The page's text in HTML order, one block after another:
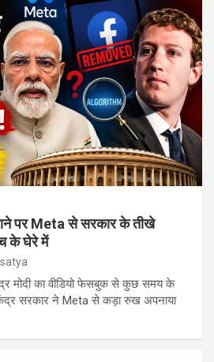
पर Meta से सरकार के तीखे
के घेरे में
मोदी का वीडियो फेसबुक से कुछ समय के
सरकार ने Meta से कड़ा रुख अपनाया